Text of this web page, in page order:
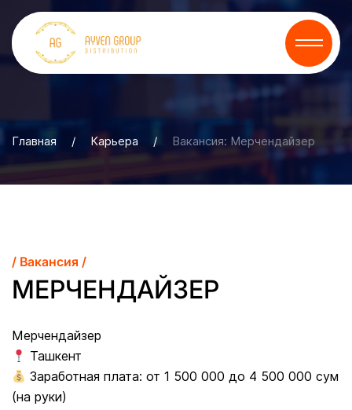
Главная / Карьера / Вакансия: Мерчендайзер
/ Вакансия /
МЕРЧЕНДАЙЗЕР
Мерчендайзер
Ташкент
Заработная плата: от 1 500 000 до 4 500 000 сум
(на руки)